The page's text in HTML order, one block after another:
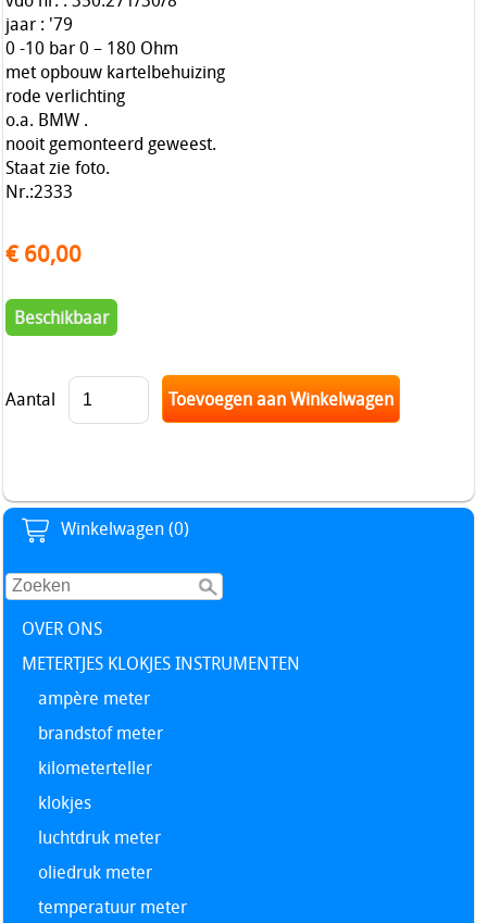
Winkelwagen (0)
OVER ONS
METERTJES KLOKJES INSTRUMENTEN
ampère meter
brandstof meter
kilometerteller
klokjes
luchtdruk meter
oliedruk meter
temperatuur meter
jaar : '79
0 -10 bar 0 – 180 Ohm
met opbouw kartelbehuizing
rode verlichting
o.a. BMW .
nooit gemonteerd geweest.
Staat zie foto.
Nr.:2333
€ 60,00
Beschikbaar
Aantal